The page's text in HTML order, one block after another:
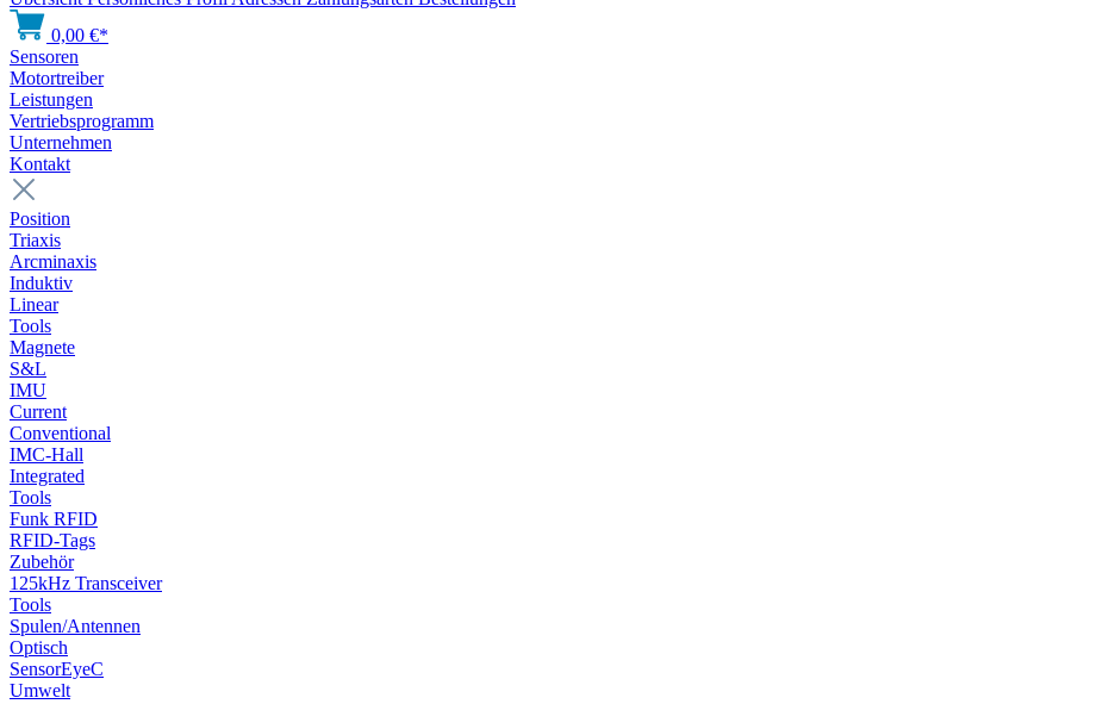
0,00 €*
Sensoren
Motortreiber
Leistungen
Vertriebsprogramm
Unternehmen
Kontakt
Position
Triaxis
Arcminaxis
Induktiv
Linear
Tools
Magnete
S&L
IMU
Current
Conventional
IMC-Hall
Integrated
Tools
Funk RFID
RFID-Tags
Zubehör
125kHz Transceiver
Tools
Spulen/Antennen
Optisch
SensorEyeC
Umwelt